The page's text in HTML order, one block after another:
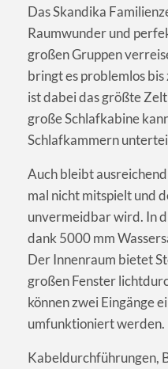
Das Skandika
Raumwunder und
großen Gruppen
bringt es problemlos
ist dabei das größte
große Schlafkabine
Schlafkammern
Auch bleibt
mal nicht mitspielt und
unvermeidbar wird. In
dank 5000 mm
Der Innenraum bietet
großen Fenster
können zwei Eingänge
umfunktioniert werden.
Kabeldurchführungen,